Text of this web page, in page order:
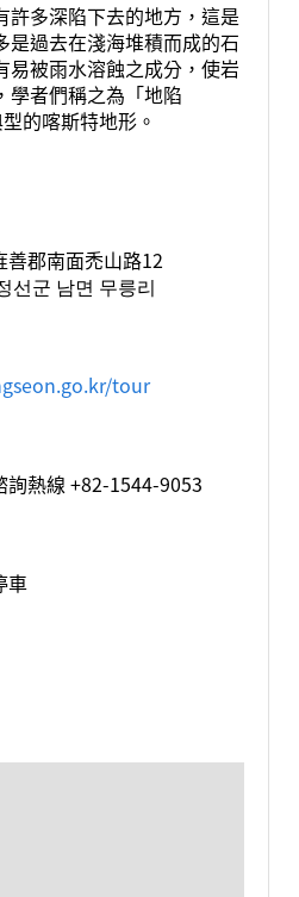
許多深陷下去的地方，這是
是過去在淺海堆積而成的石
易被雨水溶蝕之成分，使岩
學者們稱之為「地陷
的喀斯特地形。
善郡南面禿山路12
선군 남면 무릉리
tour
詢熱線 +82-1544-9053
車